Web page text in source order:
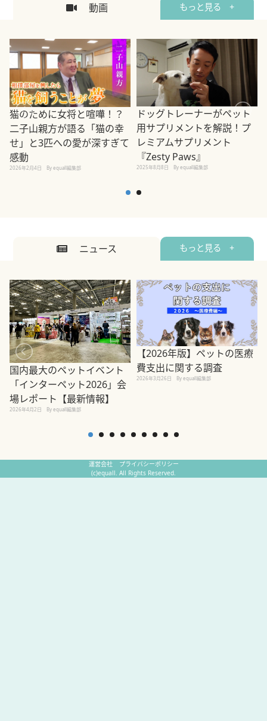
動画 もっと見る +
猫のために女将と喧嘩！？
二子山親方が語る「猫の幸
せ」と3匹への愛が深すぎて
感動
2026年2月4日 By equall編集部
ドッグトレーナーがペット
用サプリメントを解説！プ
レミアムサプリメント
『Zesty Paws』
2025年8月8日 By equall編集部
ニュース もっと見る +
国内最大のペットイベント
「インターペット2026」会
場レポート【最新情報】
2026年4月2日 By equall編集部
【2026年版】ペットの医療
費支出に関する調査
2026年3月26日 By equall編集部
運営会社
プライバシーポリシー
(c)equall. All Rights Reserved.